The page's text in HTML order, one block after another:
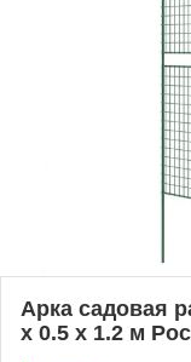
Арка садовая
х 0.5 х 1.2 м